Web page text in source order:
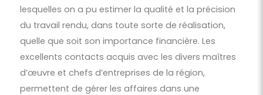
lesquelles on a pu estimer la qualité et la précision
du travail rendu, dans toute sorte de réalisation,
quelle que soit son importance financière. Les
excellents contacts acquis avec les divers maîtres
d’œuvre et chefs d’entreprises de la région,
permettent de gérer les affaires dans une